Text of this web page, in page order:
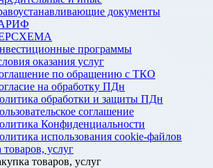
документы
программы
оказания услуг
по обращению с ТКО
на обработку ПДн
обработки и защиты ПДн
соглашение
Конфиденциальности
использования cookie-файлов
товаров, услуг
товаров, услуг